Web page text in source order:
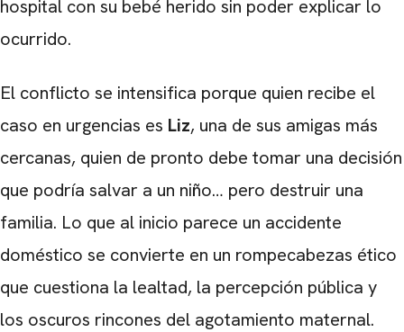
hospital con su bebé herido sin poder explicar lo
ocurrido.
El conflicto se intensifica porque quien recibe el
caso en urgencias es Liz, una de sus amigas más
cercanas, quien de pronto debe tomar una decisión
que podría salvar a un niño… pero destruir una
familia. Lo que al inicio parece un accidente
doméstico se convierte en un rompecabezas ético
que cuestiona la lealtad, la percepción pública y
los oscuros rincones del agotamiento maternal.